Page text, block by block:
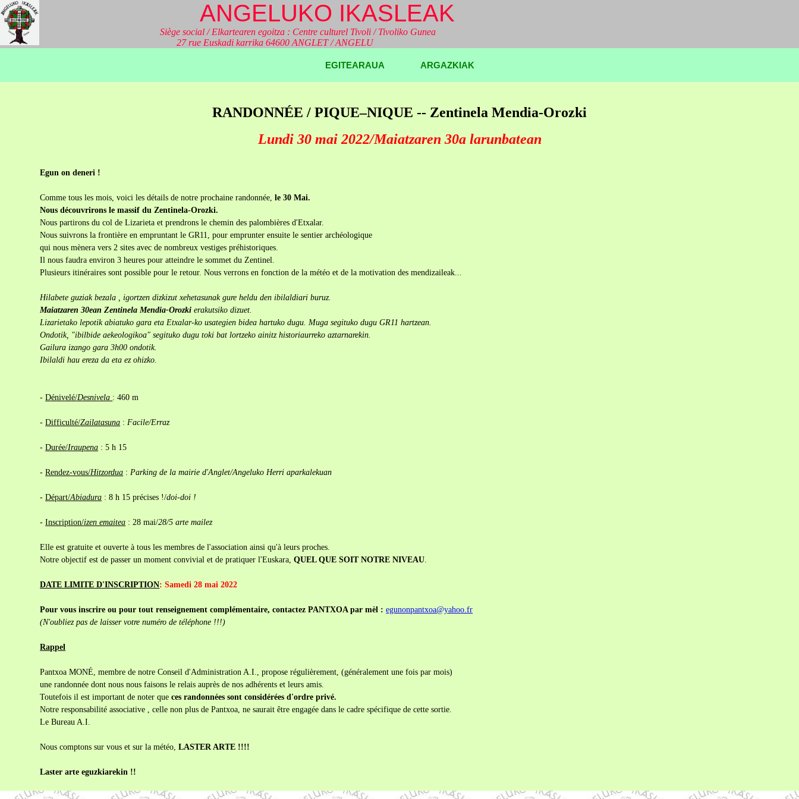
ANGELUKO IKASLEAK
Siège social / Elkartearen egoitza : Centre culturel Tivoli / Tivoliko Gunea
27 rue Euskadi karrika 64600 ANGLET / ANGELU
EGITEARAUA ARGAZKIAK
RANDONNÉE / PIQUE–NIQUE -- Zentinela Mendia-Orozki
Lundi 30 mai 2022/Maiatzaren 30a larunbatean
Egun on deneri !
Comme tous les mois, voici les détails de notre prochaine randonnée, le 30 Mai.
Nous découvrirons le massif du Zentinela-Orozki.
Nous partirons du col de Lizarieta et prendrons le chemin des palombières d'Etxalar.
Nous suivrons la frontière en empruntant le GR11, pour emprunter ensuite le sentier archéologique
qui nous mènera vers 2 sites avec de nombreux vestiges préhistoriques.
Il nous faudra environ 3 heures pour atteindre le sommet du Zentinel.
Plusieurs itinéraires sont possible pour le retour. Nous verrons en fonction de la météo et de la motivation des mendizaileak...
Hilabete guziak bezala , igortzen dizkizut xehetasunak gure heldu den ibilaldiari buruz.
Maiatzaren 30ean Zentinela Mendia-Orozkierakutsiko dizuet.
Lizarietako lepotik abiatuko gara eta Etxalar-ko usategien bidea hartuko dugu. Muga segituko dugu GR11 hartzean.
Ondotik, "ibilbide aekeologikoa" segituko dugu toki bat lortzeko ainitz historiaurreko aztarnarekin.
Gailura izango gara 3h00 ondotik.
Ibilaldi hau ereza da eta ez ohizko.
-Dénivelé/Desnivela : 460 m
-Difficulté/Zailatasuna :Facile/Erraz
-Durée/Iraupena : 5 h 15
-Rendez-vous/Hitzordua :Parking de la mairie d'Anglet/Angeluko Herri aparkalekuan
-Départ/Abiadura : 8 h 15 précises !/doi-doi !
-Inscription/izen emaitea : 28 mai/28/5 arte mailez
Elle est gratuite et ouverte à tous les membres de l'association ainsi qu'à leurs proches.
Notre objectif est de passer un moment convivial et de pratiquer l'Euskara,QUEL QUE SOIT NOTRE NIVEAU.
DATE LIMITE D'INSCRIPTION: Samedi 28 mai 2022
Pour vous inscrire ou pour tout renseignement complémentaire, contactez PANTXOA par mèl :egunonpantxoa@yahoo.fr
(N'oubliez pas de laisser votre numéro de téléphone !!!)
Rappel
Pantxoa MONÉ, membre de notre Conseil d'Administration A.I., propose régulièrement, (généralement une fois par mois)
une randonnée dont nous nous faisons le relais auprès de nos adhérents et leurs amis.
Toutefois il est important de noter queces randonnées sont considérées d'ordre privé.
Notre responsabilité associative , celle non plus de Pantxoa, ne saurait être engagée dans le cadre spécifique de cette sortie.
Le Bureau A.I.
Nous comptons sur vous et sur la météo,LASTER ARTE !!!!
Laster arte eguzkiarekin !!